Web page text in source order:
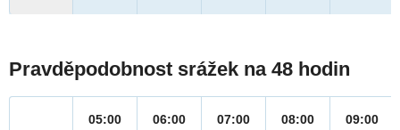
Pravděpodobnost srážek na 48 hodin
05:00
06:00
07:00
08:00
09:00